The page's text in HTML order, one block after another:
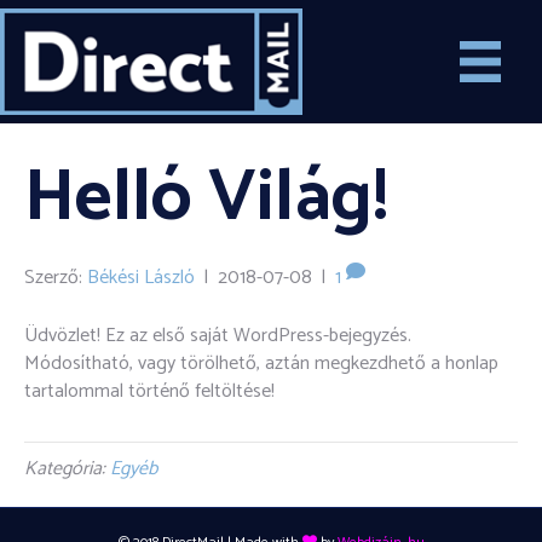
Helló Világ!
Szerző: Békési László | 2018-07-08 | 1
Üdvözlet! Ez az első saját WordPress-bejegyzés.
Módosítható, vagy törölhető, aztán megkezdhető a honlap
tartalommal történő feltöltése!
Kategória:Egyéb